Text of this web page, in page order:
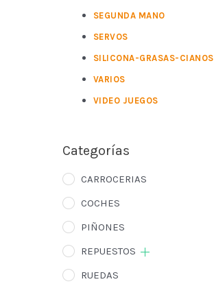
SEGUNDA MANO
SERVOS
SILICONA-GRASAS-CIANOS
VARIOS
VIDEO JUEGOS
Categorías
CARROCERIAS
COCHES
PIÑONES
REPUESTOS
RUEDAS